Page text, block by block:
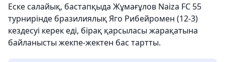
Еске салайық, бастапқыда Жұмағұлов Naiza FC 55
турнирінде бразилиялық Яго Рибейромен (12-3)
кездесуі керек еді, бірақ қарсыласы жарақатына
байланысты жекпе-жектен бас тартты.